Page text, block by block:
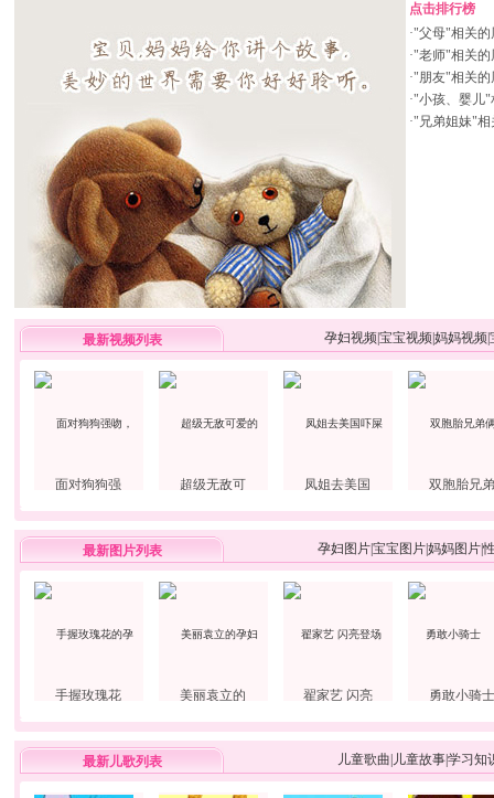
点击排行榜
·"父母"相关的
·"老师"相关的
·"朋友"相关的
·"小孩、婴儿"
·"兄弟姐妹"相
最新视频列表 孕妇视频宝宝视频妈妈视频
面对狗狗强 超级无敌可 凤姐去美国 双胞胎兄弟
最新图片列表 孕妇图片宝宝图片妈妈图片
手握玫瑰花 美丽袁立的 翟家艺 闪亮 勇敢小骑士
最新儿歌列表 儿童歌曲 儿童故事学习知